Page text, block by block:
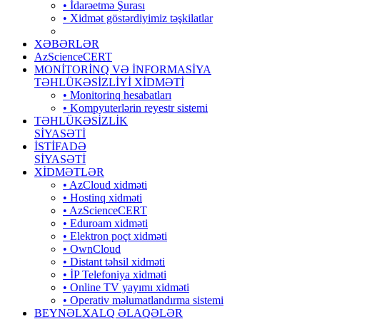
• İdarəetmə Şurası
• Xidmət göstərdiyimiz təşkilatlar
XƏBƏRLƏR
AzScienceCERT
MONİTORİNQ VƏ İNFORMASİYA
TƏHLÜKƏSİZLİYİ XİDMƏTİ
• Monitorinq hesabatları
• Kompyuterlərin reyestr sistemi
TƏHLÜKƏSİZLİK
SİYASƏTİ
İSTİFADƏ
SİYASƏTİ
XİDMƏTLƏR
• AzCloud xidməti
• Hostinq xidməti
• AzScienceCERT
• Eduroam xidməti
• Elektron poçt xidməti
• OwnCloud
• Distant təhsil xidməti
• İP Telefoniya xidməti
• Оnline TV yayımı xidməti
• Operativ məlumatlandırma sistemi
BEYNƏLXALQ ƏLAQƏLƏR